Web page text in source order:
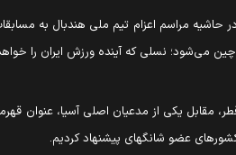
حاشیه مراسم اعزام تیم ملی هندبال به
چین می‌شود؛ نسلی که آینده ورزش ایران را
عضو شانگهای پیشنهاد کردیم.